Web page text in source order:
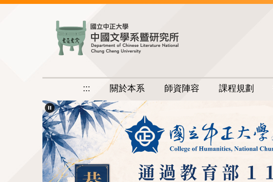
::: 關於本系 師資陣容 課程規劃